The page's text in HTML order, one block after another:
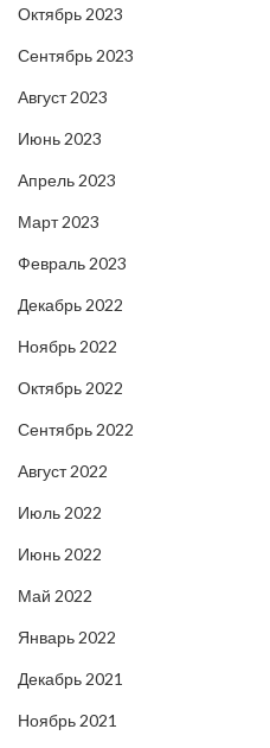
Октябрь 2023
Сентябрь 2023
Август 2023
Июнь 2023
Апрель 2023
Март 2023
Февраль 2023
Декабрь 2022
Ноябрь 2022
Октябрь 2022
Сентябрь 2022
Август 2022
Июль 2022
Июнь 2022
Май 2022
Январь 2022
Декабрь 2021
Ноябрь 2021